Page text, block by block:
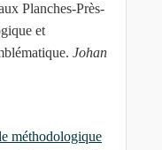
Planches-Près-
et
Johan
méthodologique